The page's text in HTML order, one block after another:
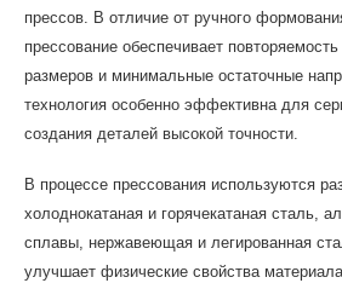
прессов. В отличие от ручного
прессование обеспечивает
размеров и минимальные остаточные
технология особенно эффективна для
создания деталей высокой точности.
В процессе прессования используются
холоднокатаная и горячекатаная сталь,
сплавы, нержавеющая и легированная
улучшает физические свойства